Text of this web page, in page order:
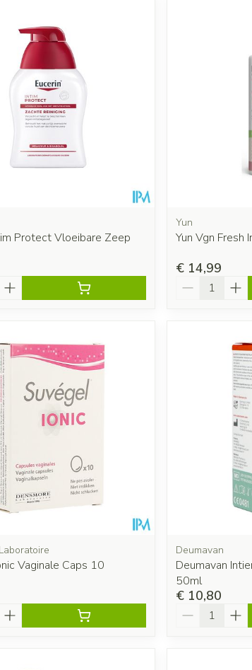
prijswaarden aan te passen.
Protect Vloeibare Zeep
Yun
Yun Vgn
€ 14,99
Aantal
Vaginale Caps 10
Deumavan
Deumavan
50ml
€ 10,80
Aantal